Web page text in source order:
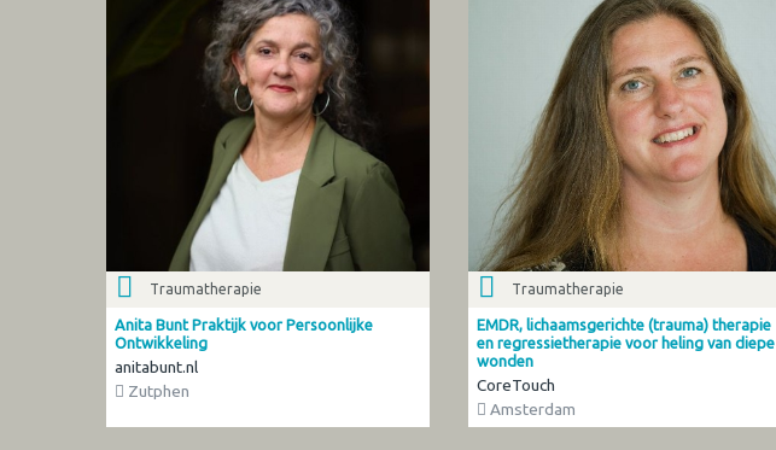
Traumatherapie
Anita Bunt Praktijk voor Persoonlijke
Ontwikkeling
anitabunt.nl
Zutphen
Traumatherapie
EMDR, lichaamsgerichte (trauma) therapie
en regressietherapie voor heling van diepe
wonden
CoreTouch
Amsterdam